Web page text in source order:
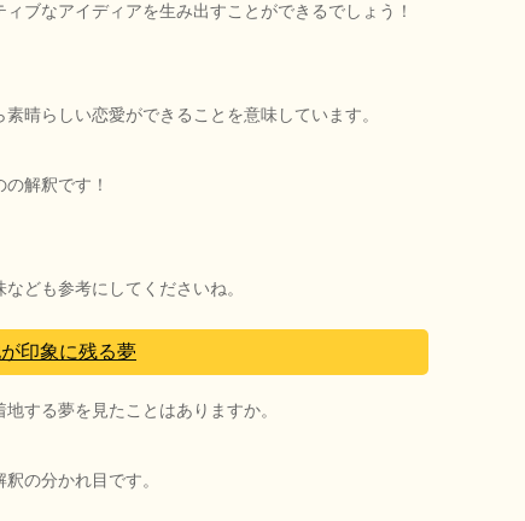
ブなアイディアを生み出すことができるでしょう！
晴らしい恋愛ができることを意味しています。
解釈です！
なども参考にしてくださいね。
印象に残る夢
する夢を見たことはありますか。
の分かれ目です。